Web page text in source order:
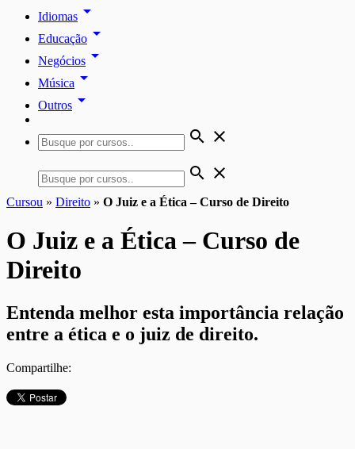
Idiomas arrow_drop_down
Educação arrow_drop_down
Negócios arrow_drop_down
Música arrow_drop_down
Outros arrow_drop_down
search close
search close
Cursou » Direito » O Juiz e a Ética – Curso de Direito
O Juiz e a Ética – Curso de
Direito
Entenda melhor esta importância relação
entre a ética e o juiz de direito.
Compartilhe: